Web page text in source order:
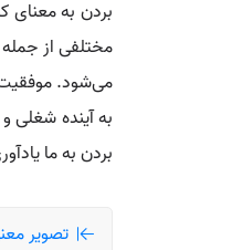
بردن به معنای
مختلفی از
می‌شود. موفقیت
به آینده شغلی
بردن به ما
تصویر